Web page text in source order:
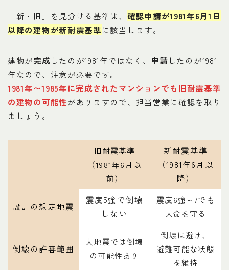
「新・旧」を見分ける基準は、 確認申請が1981年6月1日
以降の建物が新耐震基準に該当します。
建物が完成 したのが1981年ではなく、 申請 したのが1981
年なので、注意が必要です。
1981年〜1985年に完成されたマンションでも旧耐震基準
の建物の可能性がありますので、担当営業に確認を取り
ましょう。
旧耐震基準
（1981年6月以
前）
新耐震基準
（1981年6月以
降）
設計の想定地震
震度5強で倒壊
しない
震度6強～7でも
人命を守る
倒壊の許容範囲
大地震では倒壊
の可能性あり
倒壊は避け、
避難可能な状態
を維持